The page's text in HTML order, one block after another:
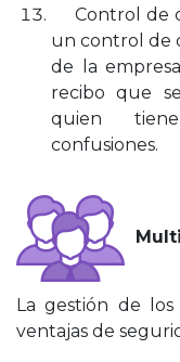
Control de
un control de
de la
recibo que
quien
confusiones.
La gestión de
ventajas de